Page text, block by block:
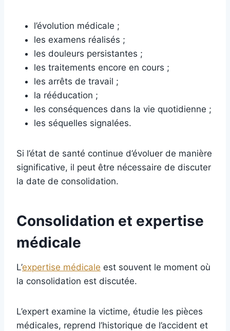
l’évolution médicale ;
les examens réalisés ;
les douleurs persistantes ;
les traitements encore en cours ;
les arrêts de travail ;
la rééducation ;
les conséquences dans la vie quotidienne ;
les séquelles signalées.
Si l’état de santé continue d’évoluer de manière
significative, il peut être nécessaire de discuter
la date de consolidation.
Consolidation et expertise
médicale
L’expertise médicale est souvent le moment où
la consolidation est discutée.
L’expert examine la victime, étudie les pièces
médicales, reprend l’historique de l’accident et